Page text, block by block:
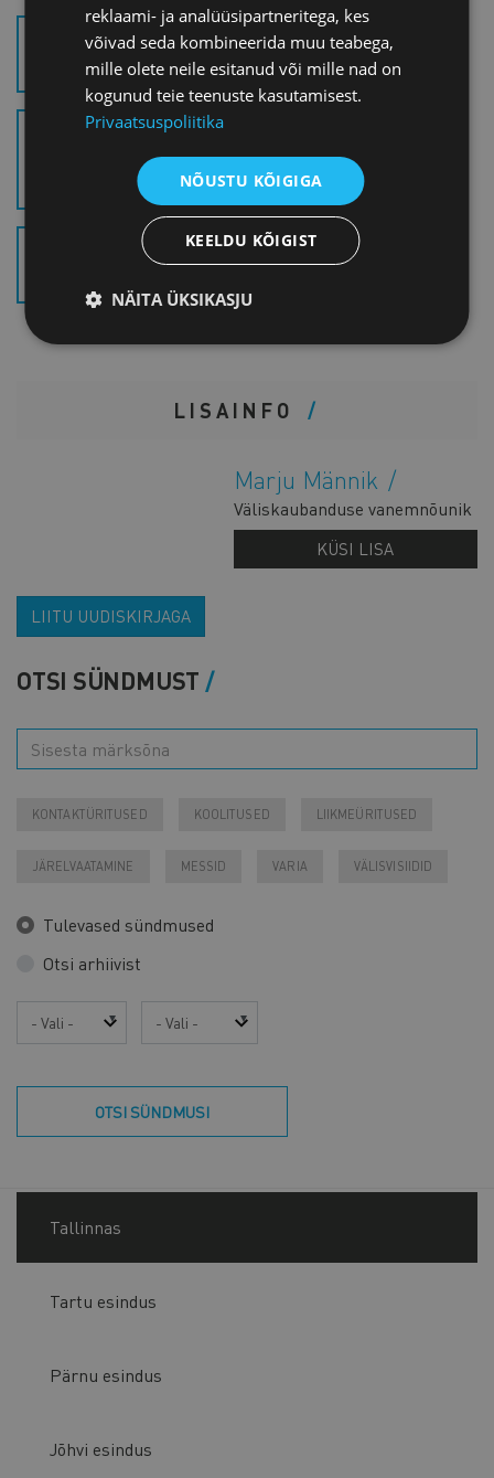
BAICELLS MAIN SLIDES
BEIJING LINGXI MOBILE
COMMUNICATION 灵犀联盟 -
中英文PPT (.PDF)
123INTRO OF COMB+V2_1
LISAINFO
Marju Männik
Väliskaubanduse vanemnõunik
KÜSI LISA
LIITU UUDISKIRJAGA
OTSI SÜNDMUST
KONTAKTÜRITUSED KOOLITUSED LIIKMEÜRITUSED
JÄRELVAATAMINE MESSID VARIA VÄLISVISIIDID
Tulevased sündmused
Otsi arhiivist
Aasta Kuu
OTSI SÜNDMUSI
Tallinnas
Tartu esindus
Pärnu esindus
Jõhvi esindus
reklaami- ja analüüsipartneritega, kes
võivad seda kombineerida muu teabega,
mille olete neile esitanud või mille nad on
kogunud teie teenuste kasutamisest.
Privaatsuspoliitika
NÕUSTU KÕIGIGA
KEELDU KÕIGIST
NÄITA ÜKSIKASJU